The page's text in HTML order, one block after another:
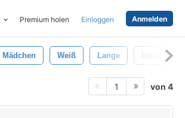
Premium holen Einloggen Anmelden
Mädchen Weiß Lange Isoliert
1 von 4